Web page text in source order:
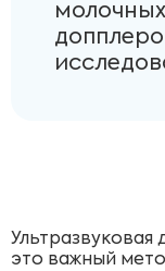
Ультразвуковая
это важный